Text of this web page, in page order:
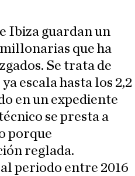
Ibiza guardan un
que ha
Se trata de
escala hasta los 2,2
en un expediente
se presta a
porque
reglada.
periodo entre 2016